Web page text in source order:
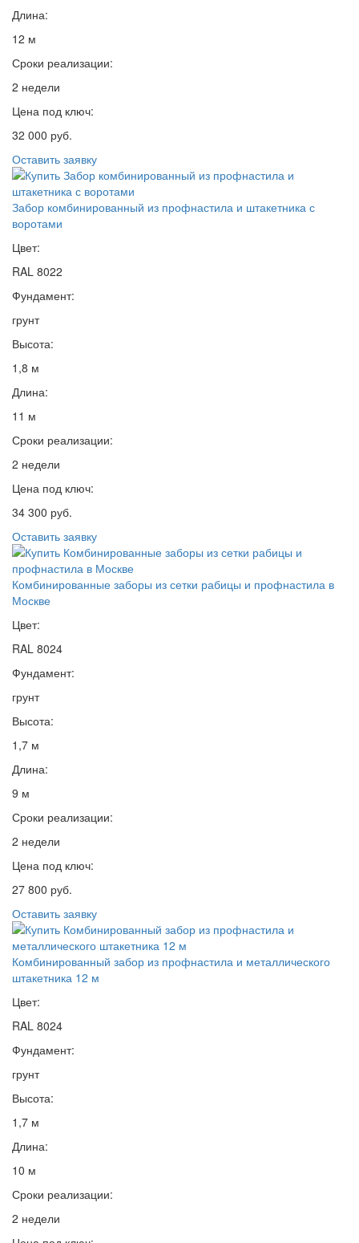
Длина:
12 м
Сроки реализации:
2 недели
Цена под ключ:
32 000 руб.
Оставить заявку
Забор комбинированный из профнастила и штакетника с
воротами
Цвет:
RAL 8022
Фундамент:
грунт
Высота:
1,8 м
Длина:
11 м
Сроки реализации:
2 недели
Цена под ключ:
34 300 руб.
Оставить заявку
Комбинированные заборы из сетки рабицы и профнастила в
Москве
Цвет:
RAL 8024
Фундамент:
грунт
Высота:
1,7 м
Длина:
9 м
Сроки реализации:
2 недели
Цена под ключ:
27 800 руб.
Оставить заявку
Комбинированный забор из профнастила и металлического
штакетника 12 м
Цвет:
RAL 8024
Фундамент:
грунт
Высота:
1,7 м
Длина:
10 м
Сроки реализации:
2 недели